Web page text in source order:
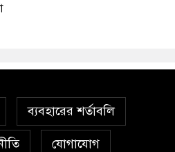
ব্যবহারের শর্তাবলি
যোগাযোগ